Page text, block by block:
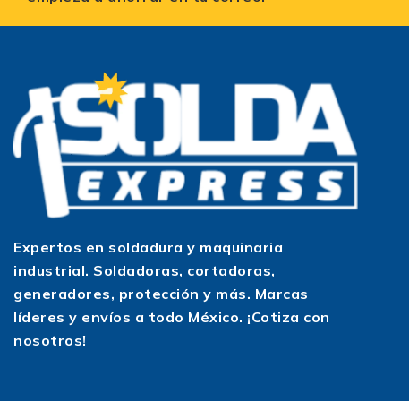
Expertos en soldadura y maquinaria
industrial. Soldadoras, cortadoras,
generadores, protección y más. Marcas
líderes y envíos a todo México. ¡Cotiza con
nosotros!